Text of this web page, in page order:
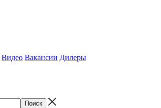
Видео Вакансии Дилеры